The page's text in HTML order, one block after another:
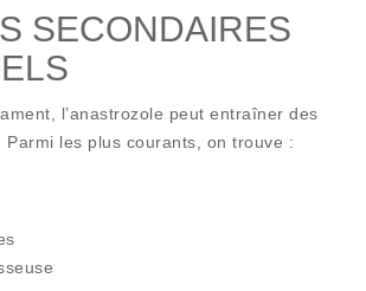
SECONDAIRES
l’anastrozole peut entraîner des
Parmi les plus courants, on trouve :